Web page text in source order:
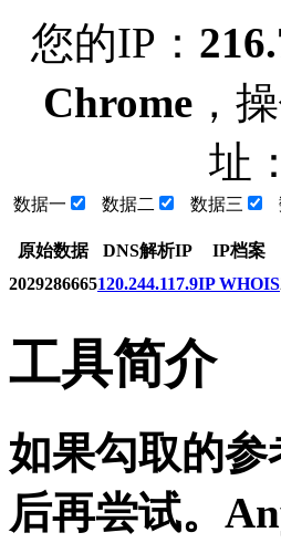
您的IP：
Chrome，
址
数据一 数据二 数据三
原始数据 DNS解析IP IP档案
2029286665120.244.117.9IP WHOIS
工具简介
如果勾取的
后再尝试。